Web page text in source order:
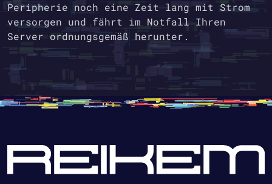
Peripherie noch eine Zeit lang mit Strom
versorgen und fährt im Notfall Ihren
Server ordnungsgemäß herunter.